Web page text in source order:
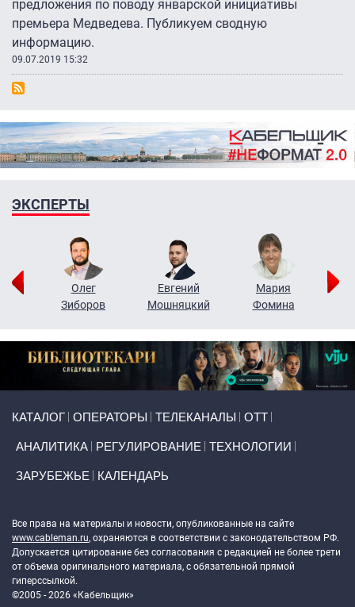
предложения по поводу январской инициативы
премьера Медведева. Публикуем сводную
информацию.
09.07.2019 15:32
ЭКСПЕРТЫ
Олег
Зиборов
Евгений
Мошняцкий
Мария
Фомина
КАТАЛОГ ОПЕРАТОРЫ ТЕЛЕКАНАЛЫ ОТТ
АНАЛИТИКА РЕГУЛИРОВАНИЕ ТЕХНОЛОГИИ
ЗАРУБЕЖЬЕ КАЛЕНДАРЬ
Все права на материалы и новости, опубликованные на сайте
www.cableman.ru, охраняются в соответствии с законодательством РФ.
Допускается цитирование без согласования с редакцией не более трети
от объема оригинального материала, с обязательной прямой
гиперссылкой.
©2005 - 2026 «Кабельщик»